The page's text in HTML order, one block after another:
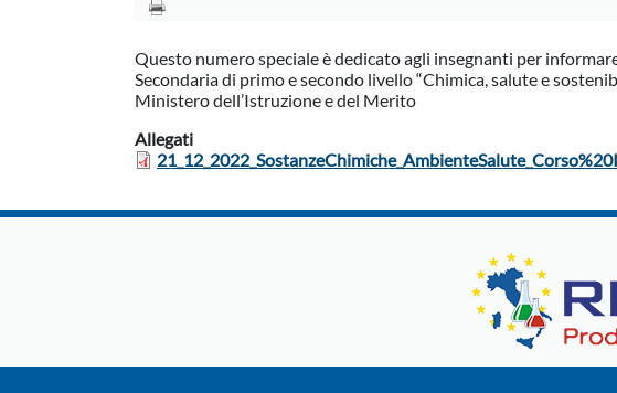
Questo numero speciale è dedicato agli insegnanti per
Secondaria di primo e secondo livello “Chimica, salute e
Ministero dell’Istruzione e del Merito
Allegati